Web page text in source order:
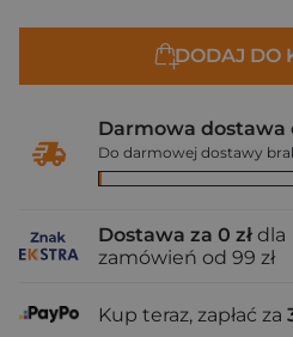
DODAJ DO
Darmowa dostawa
Do darmowej dostawy
Dostawa za 0 zł dla
zamówień od 99 zł
Kup teraz, zapłać za